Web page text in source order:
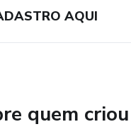
- Plataforma Moderna:
formação de qualidade
AQUI
quem